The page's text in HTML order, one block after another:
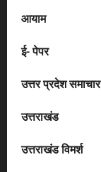
आयाम
ई- पेपर
उत्तर प्रदेश समाचार
उत्तराखंड
उत्तराखंड विमर्श